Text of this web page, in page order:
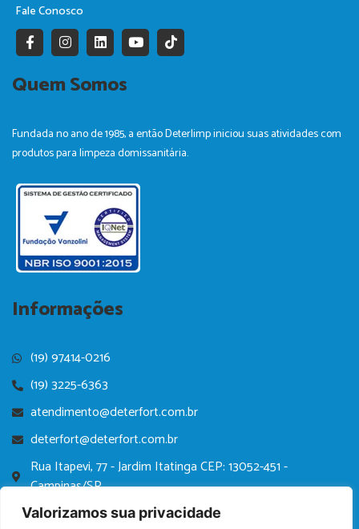
Valorizamos sua privacidade
Fale Conosco
F
a
c
b
k
-
f
I
n
s
a
m
L
i
n
e
Y
o
u
T
i
k
Quem Somos
Fundada no ano de 1985, a então Deterlimp iniciou suas atividades com
produtos para limpeza domissanitária.
Informações
(19) 97414-0216
(19) 3225-6363
atendimento@deterfort.com.br
deterfort@deterfort.com.br
Rua Itapevi, 77 - Jardim Itatinga CEP: 13052-451 -
Campinas/SP
Política de Privacidade